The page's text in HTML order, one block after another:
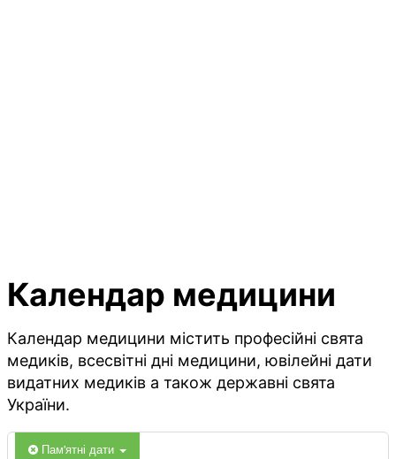
Календар медицини
Календар медицини містить професійні свята
медиків, всесвітні дні медицини, ювілейні дати
видатних медиків а також державні свята
України.
Пам'ятні дати